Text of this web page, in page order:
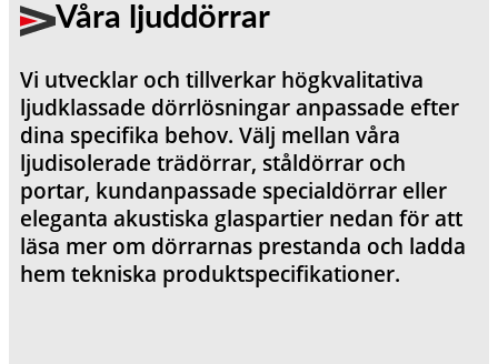
Våra ljuddörrar
Vi utvecklar och tillverkar högkvalitativa
ljudklassade dörrlösningar anpassade efter
dina specifika behov. Välj mellan våra
ljudisolerade trädörrar, ståldörrar och
portar, kundanpassade specialdörrar eller
eleganta akustiska glaspartier nedan för att
läsa mer om dörrarnas prestanda och ladda
hem tekniska produktspecifikationer.